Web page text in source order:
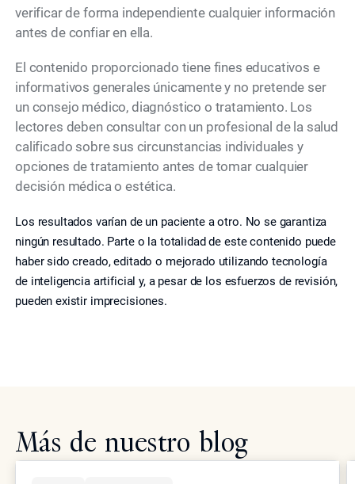
verificar de forma independiente cualquier información
antes de confiar en ella.
El contenido proporcionado tiene fines educativos e
informativos generales únicamente y no pretende ser
un consejo médico, diagnóstico o tratamiento. Los
lectores deben consultar con un profesional de la salud
calificado sobre sus circunstancias individuales y
opciones de tratamiento antes de tomar cualquier
decisión médica o estética.
Los resultados varían de un paciente a otro. No se garantiza
ningún resultado. Parte o la totalidad de este contenido puede
haber sido creado, editado o mejorado utilizando tecnología
de inteligencia artificial y, a pesar de los esfuerzos de revisión,
pueden existir imprecisiones.
Más de nuestro blog